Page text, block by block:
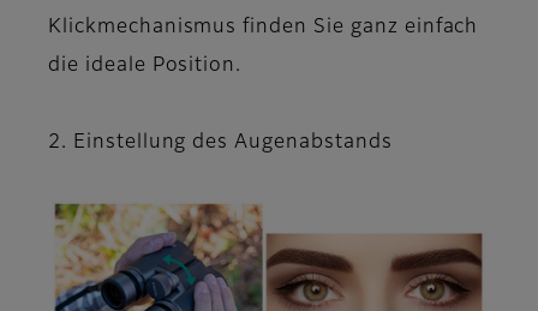
Klickmechanismus finden Sie ganz einfach
die ideale Position.
2. Einstellung des Augenabstands